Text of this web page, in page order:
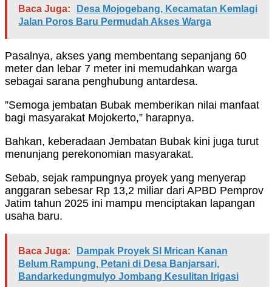
Baca Juga:
Desa Mojogebang, Kecamatan Kemlagi
Jalan Poros Baru Permudah Akses Warga
Pasalnya, akses yang membentang sepanjang 60
meter dan lebar 7 meter ini memudahkan warga
sebagai sarana penghubung antardesa.
”Semoga jembatan Bubak memberikan nilai manfaat
bagi masyarakat Mojokerto,” harapnya.
Bahkan, keberadaan Jembatan Bubak kini juga turut
menunjang perekonomian masyarakat.
Sebab, sejak rampungnya proyek yang menyerap
anggaran sebesar Rp 13,2 miliar dari APBD Pemprov
Jatim tahun 2025 ini mampu menciptakan lapangan
usaha baru.
Baca Juga:
Dampak Proyek SI Mrican Kanan
Belum Rampung, Petani di Desa Banjarsari,
Bandarkedungmulyo Jombang Kesulitan Irigasi